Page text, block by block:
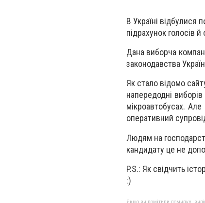
В Україні відбулися
підрахунок голосів
Дана виборча
законодавства
Як стало відомо
напередодні
мікроавтобусах.
оперативний
Людям на
кандидату це не
P.S.: Як свідчить
:)